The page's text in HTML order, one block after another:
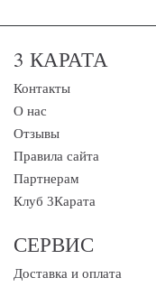
3 КАРАТА
Контакты
О нас
Отзывы
Правила сайта
Партнерам
Клуб 3Карата
СЕРВИС
Доставка и оплата